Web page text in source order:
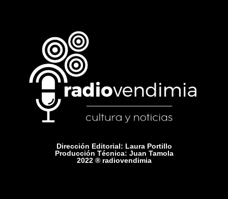
Dirección Editorial: Laura Portillo
Producción Técnica: Juan Tamola
2022 ® radiovendimia